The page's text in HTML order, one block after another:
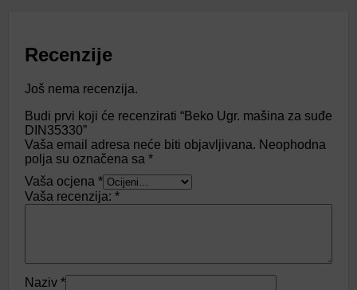
Recenzije
Još nema recenzija.
Budi prvi koji će recenzirati “Beko Ugr. mašina za suđe
DIN35330”
Vaša email adresa neće biti objavljivana. Neophodna
polja su označena sa *
Vaša ocjena *
Vaša recenzija: *
Naziv *